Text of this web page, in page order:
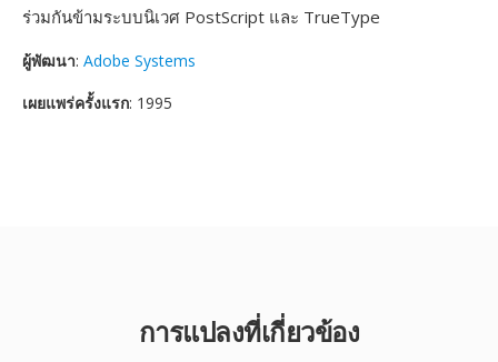
ร่วมกันข้ามระบบนิเวศ PostScript และ TrueType
ผู้พัฒนา: Adobe Systems
เผยแพร่ครั้งแรก: 1995
การแปลงที่เกี่ยวข้อง